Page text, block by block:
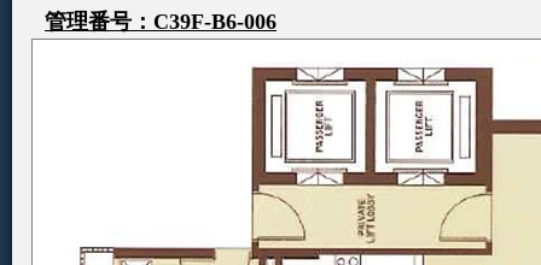
管理番号：C39F-B6-006